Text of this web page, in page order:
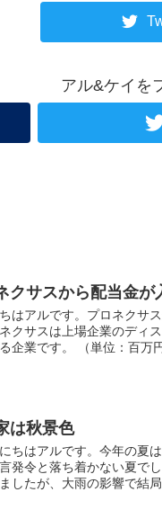
アル&ケイを
クサスから配当金が
はアルです。プロネクサ
クサスは上場企業のディ
企業です。 （単位：百万
は秋景色
ちはアルです。今年の夏
発令と落ち着かない夏で
したが、大雨の影響で結